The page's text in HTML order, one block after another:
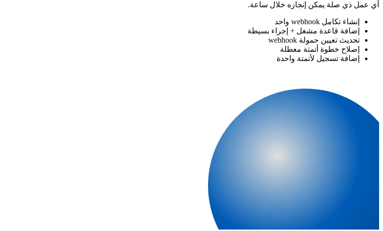
أي عمل ذي صلة يمكن إنجازه خلال ساعة.
إنشاء تكامل webhook واحد
إضافة قاعدة مشغل + إجراء بسيطة
تحديث تعيين حمولة webhook
إصلاح خطوة أتمتة معطلة
إضافة تسجيل لأتمتة واحدة